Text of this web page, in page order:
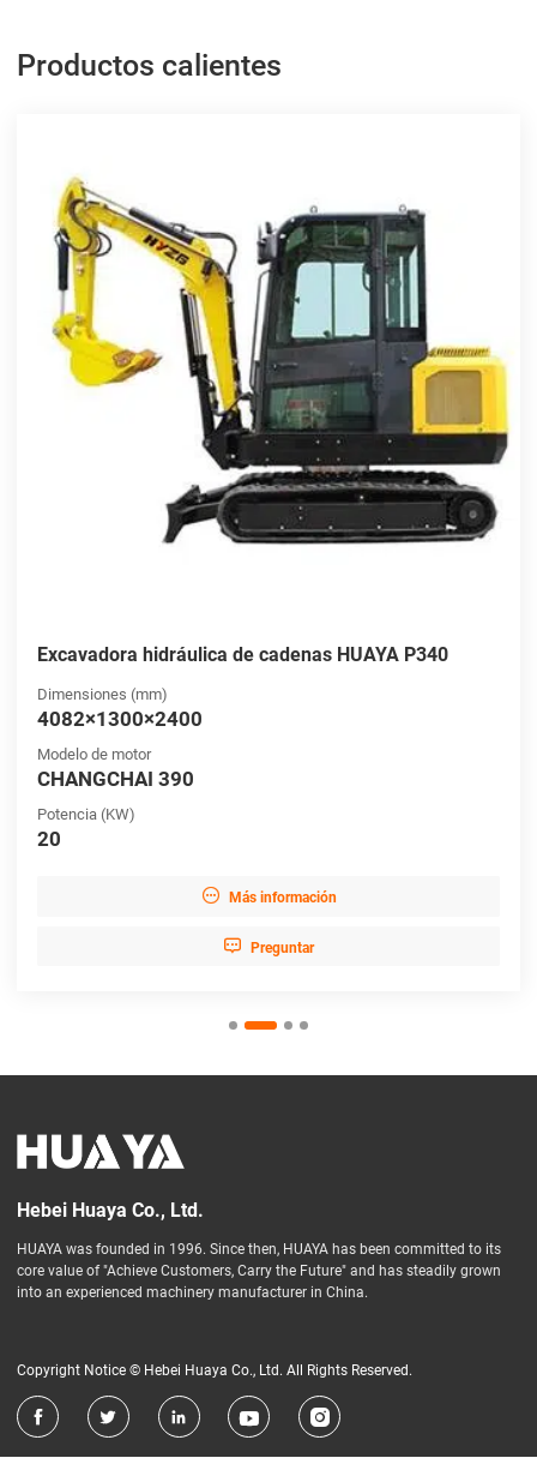
Productos calientes
Excavadora hidráulica de cadenas HUAYA P340
Dimensiones (mm)
4082×1300×2400
Modelo de motor
CHANGCHAI 390
Potencia (KW)
20
 Más información
 Preguntar
Hebei Huaya Co., Ltd.
HUAYA was founded in 1996. Since then, HUAYA has been committed to its
core value of "Achieve Customers, Carry the Future" and has steadily grown
into an experienced machinery manufacturer in China.
Copyright Notice © Hebei Huaya Co., Ltd. All Rights Reserved.
    